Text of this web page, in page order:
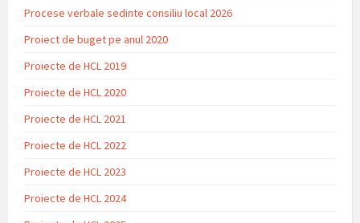
Procese verbale sedinte consiliu local 2026
Proiect de buget pe anul 2020
Proiecte de HCL 2019
Proiecte de HCL 2020
Proiecte de HCL 2021
Proiecte de HCL 2022
Proiecte de HCL 2023
Proiecte de HCL 2024